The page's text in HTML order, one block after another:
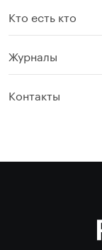
Кто есть кто
Журналы
Контакты